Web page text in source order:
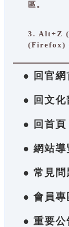
區。
3. Alt+Z
(Firefox)
● 回官網
● 回文化
● 回首頁
● 網站導
● 常見問
● 會員專
● 重要公